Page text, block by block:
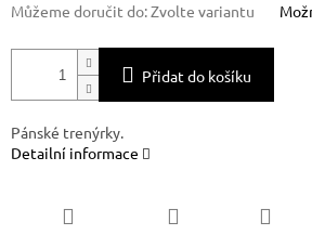
Můžeme doručit do:Zvolte variantu
Přidat do košíku
Pánské trenýrky.
Detailní informace